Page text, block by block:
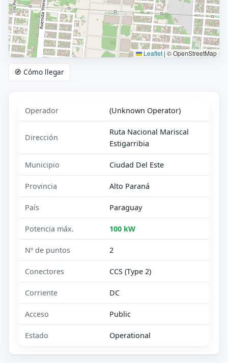
Leaflet | © OpenStreetMap
🧭 Cómo llegar
Operador (Unknown Operator)
Dirección
Ruta Nacional Mariscal
Estigarribia
Municipio Ciudad Del Este
Provincia Alto Paraná
País Paraguay
Potencia máx. 100 kW
Nº de puntos 2
Conectores CCS (Type 2)
Corriente DC
Acceso Public
Estado Operational